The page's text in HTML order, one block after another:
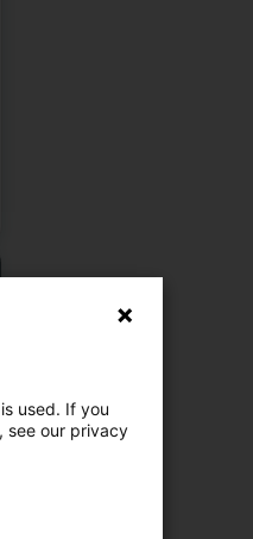
used. If you
see our privacy